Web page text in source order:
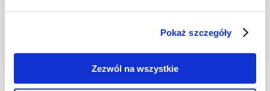
Pokaż szczegóły
Zezwól na wszystkie
1282 kcal